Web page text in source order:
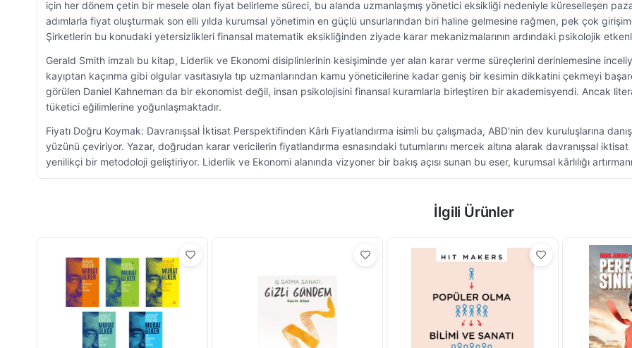
için her dönem çetin bir mesele olan fiyat belirleme süreci, bu alanda uzmanlaşmış yönetici eksikliği nedeniyle küreselleşen
adımlarla fiyat oluşturmak son elli yılda kurumsal yönetimin en güçlü unsurlarından biri haline gelmesine rağmen, pek çok
Şirketlerin bu konudaki yetersizlikleri finansal matematik eksikliğinden ziyade karar mekanizmalarının ardındaki psikolojik
Gerald Smith imzalı bu kitap, Liderlik ve Ekonomi disiplinlerinin kesişiminde yer alan karar verme süreçlerini derinlemesine
kayıptan kaçınma gibi olgular vasıtasıyla tıp uzmanlarından kamu yöneticilerine kadar geniş bir kesimin dikkatini çekmeyi
görülen Daniel Kahneman da bir ekonomist değil, insan psikolojisini finansal kuramlarla birleştiren bir akademisyendi. Ancak
tüketici eğilimlerine yoğunlaşmaktadır.
Fiyatı Doğru Koymak: Davranışsal İktisat Perspektifinden Kârlı Fiyatlandırma isimli bu çalışmada, ABD'nin dev kuruluşlarına
yüzünü çeviriyor. Yazar, doğrudan karar vericilerin fiyatlandırma esnasındaki tutumlarını mercek altına alarak davranışsal
yenilikçi bir metodoloji geliştiriyor. Liderlik ve Ekonomi alanında vizyoner bir bakış açısı sunan bu eser, kurumsal kârlılığı
İlgili Ürünler